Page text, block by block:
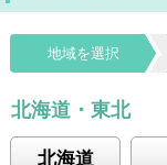
地域を選択
北海道・東北
北海道